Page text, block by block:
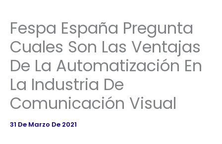
Fespa España Pregunta
Cuales Son Las Ventajas
De La Automatización En
La Industria De
Comunicación Visual
31 De Marzo De 2021